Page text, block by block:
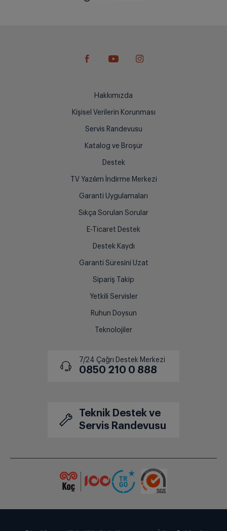
Hakkımızda
Kişisel Verilerin Korunması
Servis Randevusu
Katalog ve Broşür
Destek
TV Yazılım İndirme Merkezi
Garanti Uygulamaları
Sıkça Sorulan Sorular
E-Ticaret Destek
Destek Kaydı
Garanti Süresini Uzat
Sipariş Takip
Yetkili Servisler
Ruhun Doysun
Teknolojiler
7/24 Çağrı Destek Merkezi
0850 210 0 888
Teknik Destek ve
Servis Randevusu